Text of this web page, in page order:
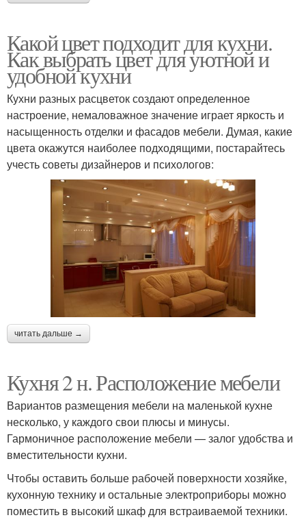
Какой цвет подходит для кухни.
Как выбрать цвет для уютной и
удобной кухни
Кухни разных расцветок создают определенное
настроение, немаловажное значение играет яркость и
насыщенность отделки и фасадов мебели. Думая, какие
цвета окажутся наиболее подходящими, постарайтесь
учесть советы дизайнеров и психологов:
читать дальше →
Кухня 2 н. Расположение мебели
Вариантов размещения мебели на маленькой кухне
несколько, у каждого свои плюсы и минусы.
Гармоничное расположение мебели — залог удобства и
вместительности кухни.
Чтобы оставить больше рабочей поверхности хозяйке,
кухонную технику и остальные электроприборы можно
поместить в высокий шкаф для встраиваемой техники.